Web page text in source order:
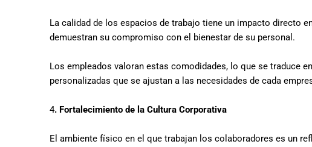
La calidad de los espacios de trabajo tiene un impacto directo
demuestran su compromiso con el bienestar de su personal.
Los empleados valoran estas comodidades, lo que se traduce
personalizadas que se ajustan a las necesidades de cada
4. Fortalecimiento de la Cultura Corporativa
El ambiente físico en el que trabajan los colaboradores es un